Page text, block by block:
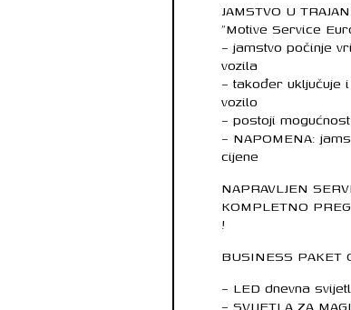
JAMSTVO U
“Motive Service
– jamstvo počinje
vozila
– također uključuje
vozilo
– postoji
– NAPOMENA:
cijene
NAPRAVLJEN
KOMPLETNO
!
BUSINESS PAKET
– LED dnevna
– SVIJETLA ZA